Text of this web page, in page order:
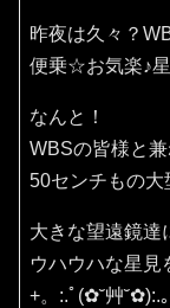
昨夜は久々？
便乗☆お気楽♪
なんと！
WBSの皆様と
50センチもの大
大きな望遠鏡達
ウハウハな星見
+。:.ﾟ(✿˘艸˘✿):.｡